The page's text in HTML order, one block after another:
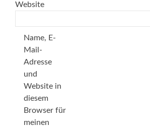
Website
Name, E-
Mail-
Adresse
und
Website in
diesem
Browser für
meinen